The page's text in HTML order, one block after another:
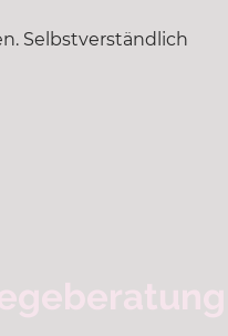
Selbstverständlich